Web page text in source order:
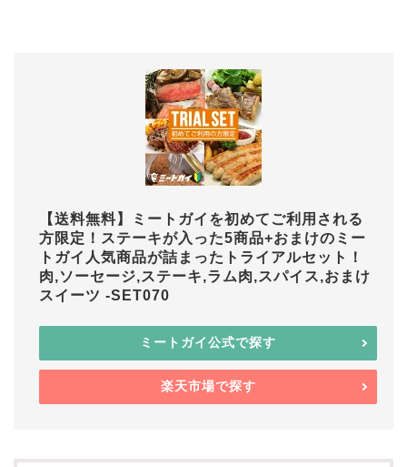
【送料無料】ミートガイを初めてご利用される
方限定！ステーキが入った5商品+おまけのミー
トガイ人気商品が詰まったトライアルセット！
肉,ソーセージ,ステーキ,ラム肉,スパイス,おまけ
スイーツ -SET070
ミートガイ公式で探す
楽天市場で探す